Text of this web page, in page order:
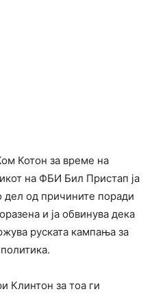
Котон за време на
на ФБИ Бил Пристап ја
дел од причините поради
и ја обвинува дека
руската кампања за
Клинтон за тоа ги